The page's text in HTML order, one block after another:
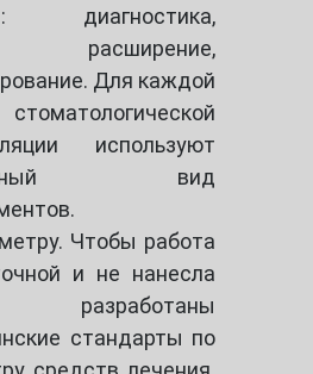
диагностика,
расширение,
Для каждой
используют
вид
Чтобы работа
и не нанесла
разработаны
стандарты по